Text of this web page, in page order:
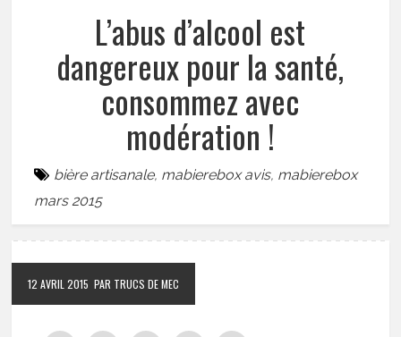
L’abus d’alcool est
dangereux pour la santé,
consommez avec
modération !
bière artisanale, mabierebox avis, mabierebox
mars 2015
12 AVRIL 2015 PAR TRUCS DE MEC